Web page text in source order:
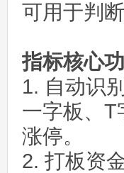
可用于判
指标核心
1. 自动识
一字板、T
涨停。
2. 打板资